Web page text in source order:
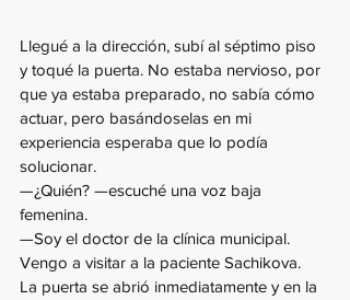
Llegué a la dirección, subí al séptimo piso
y toqué la puerta. No estaba nervioso, por
que ya estaba preparado, no sabía cómo
actuar, pero basándoselas en mi
experiencia esperaba que lo podía
solucionar.
—¿Quién? —escuché una voz baja
femenina.
—Soy el doctor de la clínica municipal.
Vengo a visitar a la paciente Sachikova.
La puerta se abrió inmediatamente y en la